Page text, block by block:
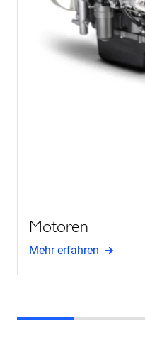
Motoren
Mehr erfahren